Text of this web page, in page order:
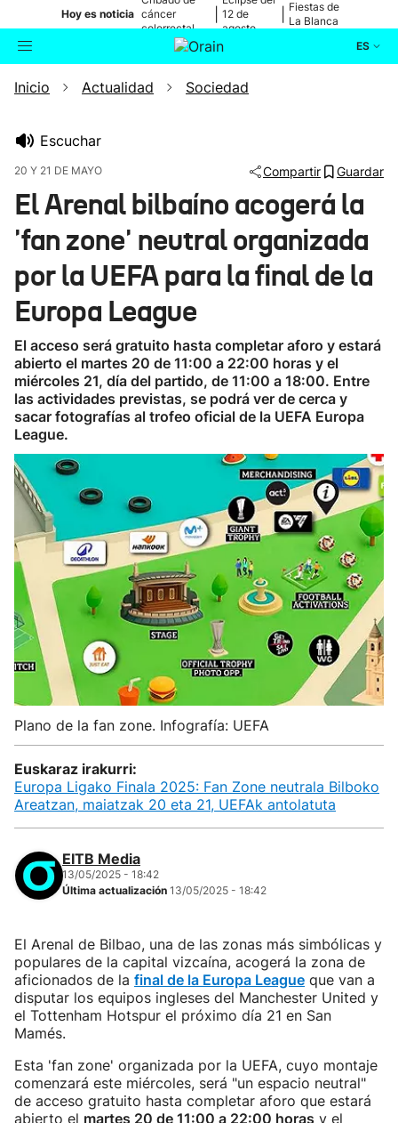
Hoy es noticia cáncer
colorrectal
12 de
agosto
Fiestas de
La Blanca
ES
Buscador Actualidad
Ikusmiran
Eguraldia
Inicio Actualidad Sociedad
Escuchar
20 Y 21 DE MAYO Compartir Guardar
El Arenal bilbaíno acogerá la
'fan zone' neutral organizada
por la UEFA para la final de la
Europa League
El acceso será gratuito hasta completar aforo y estará
abierto el martes 20 de 11:00 a 22:00 horas y el
miércoles 21, día del partido, de 11:00 a 18:00. Entre
las actividades previstas, se podrá ver de cerca y
sacar fotografías al trofeo oficial de la UEFA Europa
League.
Plano de la fan zone. Infografía: UEFA
Euskaraz irakurri:
Europa Ligako Finala 2025: Fan Zone neutrala Bilboko
Areatzan, maiatzak 20 eta 21, UEFAk antolatuta
EITB Media
13/05/2025 - 18:42
Última actualización 13/05/2025 - 18:42
El Arenal de Bilbao, una de las zonas más simbólicas y
populares de la capital vizcaína, acogerá la zona de
aficionados de la final de la Europa League que van a
disputar los equipos ingleses del Manchester United y
el Tottenham Hotspur el próximo día 21 en San
Mamés.
Esta 'fan zone' organizada por la UEFA, cuyo montaje
comenzará este miércoles, será "un espacio neutral"
de acceso gratuito hasta completar aforo que estará
abierto el martes 20 de 11:00 a 22:00 horas y el